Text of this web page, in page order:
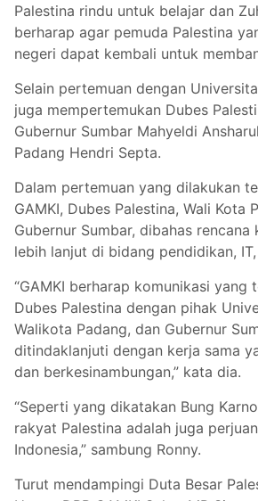
Palestina rindu untuk belajar dan
berharap agar pemuda Palestina
negeri dapat kembali untuk
Selain pertemuan dengan
juga mempertemukan Dubes
Gubernur Sumbar Mahyeldi
Padang Hendri Septa.
Dalam pertemuan yang dilakukan
GAMKI, Dubes Palestina, Wali Kota
Gubernur Sumbar, dibahas rencana
lebih lanjut di bidang pendidikan,
“GAMKI berharap komunikasi yang
Dubes Palestina dengan pihak
Walikota Padang, dan Gubernur
ditindaklanjuti dengan kerja sama
dan berkesinambungan,” kata dia.
“Seperti yang dikatakan Bung
rakyat Palestina adalah juga
Indonesia,” sambung Ronny.
Turut mendampingi Duta Besar